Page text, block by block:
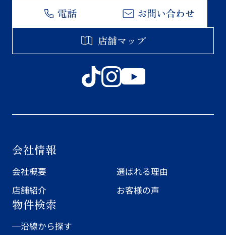
電話
お問い合わせ
店舗マップ
会社情報
会社概要
選ばれる理由
店舗紹介
お客様の声
物件検索
沿線から探す